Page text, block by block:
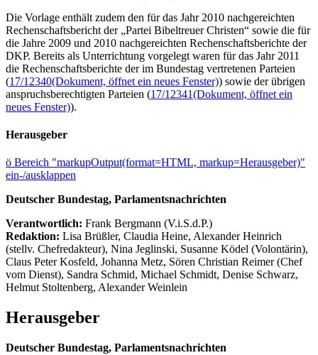
Die Vorlage enthält zudem den für das Jahr 2010 nachgereichten
Rechenschaftsbericht der „Partei Bibeltreuer Christen“ sowie die für
die Jahre 2009 und 2010 nachgereichten Rechenschaftsberichte der
DKP. Bereits als Unterrichtung vorgelegt waren für das Jahr 2011
die Rechenschaftsberichte der im Bundestag vertretenen Parteien
(17/12340(Dokument, öffnet ein neues Fenster)) sowie der übrigen
anspruchsberechtigten Parteien (17/12341(Dokument, öffnet ein
neues Fenster)).
Herausgeber
ö Bereich "markupOutput(format=HTML, markup=Herausgeber)"
ein-/ausklappen
Deutscher Bundestag, Parlamentsnachrichten
Verantwortlich: Frank Bergmann (V.i.S.d.P.)
Redaktion: Lisa Brüßler, Claudia Heine, Alexander Heinrich
(stellv. Chefredakteur), Nina Jeglinski, Susanne Ködel (Volontärin),
Claus Peter Kosfeld, Johanna Metz, Sören Christian Reimer (Chef
vom Dienst), Sandra Schmid, Michael Schmidt, Denise Schwarz,
Helmut Stoltenberg, Alexander Weinlein
Herausgeber
Deutscher Bundestag, Parlamentsnachrichten